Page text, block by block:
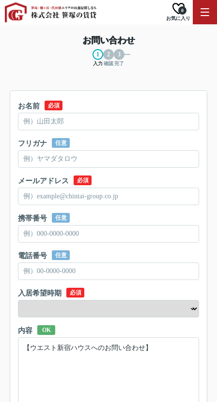
お気に入り
0
お問い合わせ
入力 確認完了
お名前 必須
フリガナ 任意
メールアドレス 必須
携帯番号 任意
電話番号 任意
入居希望時期 必須
内容 OK